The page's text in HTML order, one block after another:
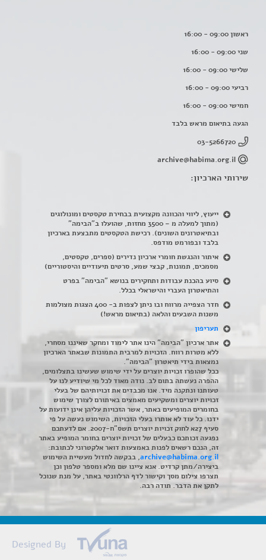
ראשון 09:00 - 16:00
שני 09:00 - 16:00
שלישי 09:00 - 16:00
רביעי 09:00 - 16:00
חמישי 09:00 - 16:00
הגעה בתיאום מראש בלבד
03-5266720
archive@habima.org.il
שירותי הארכיון:
ייעוץ, ליווי והכוונה מקצועית בבחירת טקסטים ומונולוגים
(מתוך למעלה מ – 3500 מחזות, שהועלו ב"הבימה"
ובתיאטרונים השונים). רכישת הטקסטים מתבצעת בארכיון
בלבד ובפורמט מודפס.
איתור והנגשת חומרי ארכיון נדירים (ספרים, טקסטים,
מסמכים, תמונות, קבצי שמע, סרטים תיעודיים והיסטוריים)
סיוע בהכנת עבודות ותחקירים בנושא "הבימה" בפרט
והתיאטרון העברי והישראלי בכלל.
חדר הצפייה מרווח ובו ניתן לצפות ב- 400 הצגות מצולמות
משנות השבעים והלאה (בתיאום מראש!)
תעריפון
אתר ארכיון "הבימה" הינו אתר לימוד ומחקר שאיננו מסחרי,
ללא מטרות רווח. הזכויות למרבית התמונות שבאתר הארכיון
נמצאות בידי תיאטרון "הבימה".
ככל שהופרו זכויות יוצרים על ידי שימוש שעשינו בתצלומים,
ההפרה נעשתה בתום לב. נודה מאוד לכל מי שיודיע לנו על
טעותנו ונתקנה מיד. אנו מכבדים את זכויותיהם של בעלי
זכויות יוצרים ומשקיעים מאמצים באיתורם לצורך שימוש
בחומרים המופיעים באתר, אשר הזכויות עליהן אינן ידועות על
ידנו. כל עוד לא אותרו בעלי הזכויות, השימוש נעשה על פי
סעיף 27א לחוק זכויות יוצרים תשס"ח-2007. אם לדעתכם
נפגעה זכותכם כבעלים של זכויות יוצרים בחומר המופיע באתר
זה, הנכם רשאים לפנות באמצעות דואר אלקטרוני לכתובת:
archive@habima.org.il, בבקשה לחדול מעשיית השימוש
ביצירה/מתן קרדיט. אנא ציינו שם מלא ומספר טלפון וכן
תצרפו צילום מסך וקישור לדף הרלוונטי באתר, על מנת שנוכל
לתקן את הדבר. תודה רבה.
Designed By